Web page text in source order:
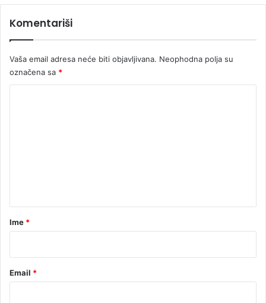
r
u
i
p
Komentariši
Vaša email adresa neće biti objavljivana. Neophodna polja su
označena sa *
r
Ime *
Email *